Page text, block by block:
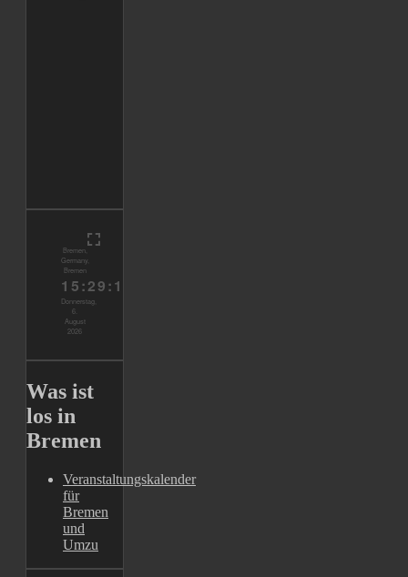
Was ist
los in
Bremen
Veranstaltungskalender
für
Bremen
und
Umzu